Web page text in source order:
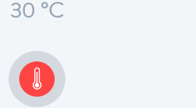
30 °C